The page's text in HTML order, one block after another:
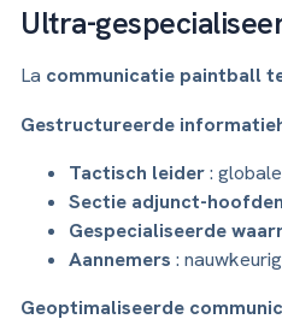
Ultra-
La communicatie paintball
Gestructureerde
Tactisch leider:
Sectie adjunct-hoofden
Gespecialiseerde
Aannemers :
Geoptimaliseerde